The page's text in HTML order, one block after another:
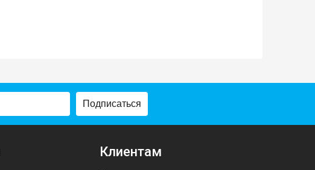
Подписаться
Клиентам